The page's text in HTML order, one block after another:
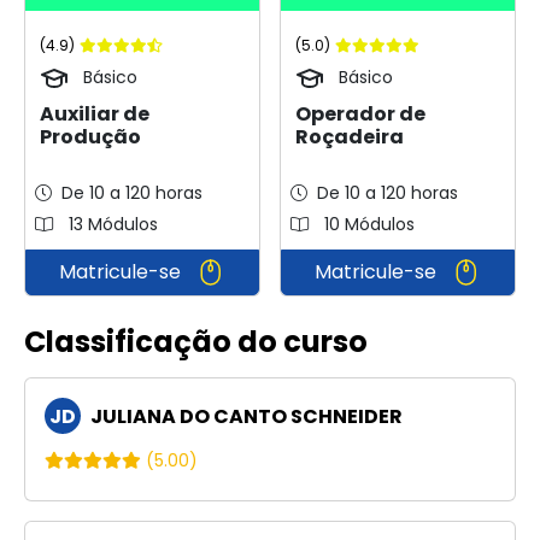
(4.9)
Básico
Auxiliar de
Produção
De 10 a 120 horas
13 Módulos
Matricule-se
(5.0)
Básico
Operador de
Roçadeira
De 10 a 120 horas
10 Módulos
Matricule-se
Classificação do curso
JD JULIANA DO CANTO SCHNEIDER
(5.00)